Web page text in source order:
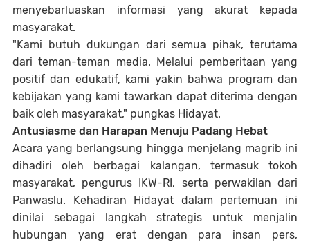
menyebarluaskan informasi yang akurat kepada
masyarakat.
"Kami butuh dukungan dari semua pihak, terutama
dari teman-teman media. Melalui pemberitaan yang
positif dan edukatif, kami yakin bahwa program dan
kebijakan yang kami tawarkan dapat diterima dengan
baik oleh masyarakat," pungkas Hidayat.
Antusiasme dan Harapan Menuju Padang Hebat
Acara yang berlangsung hingga menjelang magrib ini
dihadiri oleh berbagai kalangan, termasuk tokoh
masyarakat, pengurus IKW-RI, serta perwakilan dari
Panwaslu. Kehadiran Hidayat dalam pertemuan ini
dinilai sebagai langkah strategis untuk menjalin
hubungan yang erat dengan para insan pers,